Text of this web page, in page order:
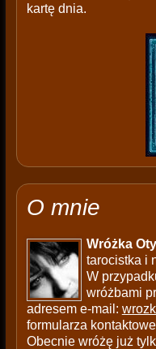
kartę dnia.
O mnie
Wróżka
tarocistka i
W
wróżbami
adresem e-mail:
formularza
Obecnie wróżę już